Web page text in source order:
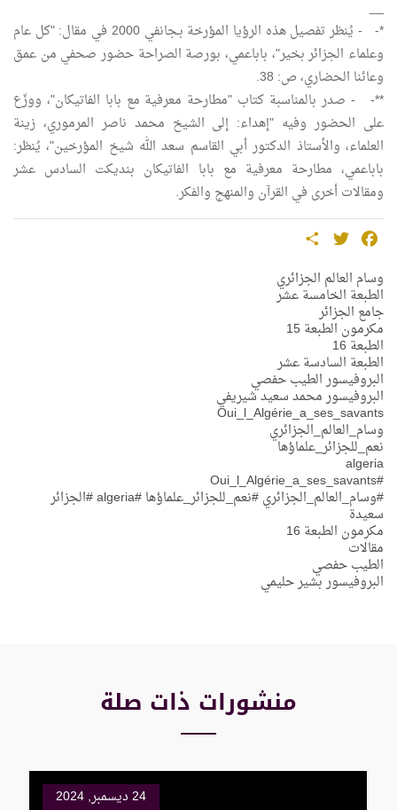
__
*- - يُنظر تفصيل هذه الرؤيا المؤرخة بـجانفي 2000 في مقال: "كل عام
وعلماء الجزائر بخير"، باباعمي، بورصة الصراحة حضور صحفي من عمق
وعائنا الحضاري، ص: 38.
**- - صدر بالمناسبة كتاب "مطارحة معرفية مع بابا الفاتيكان"، ووزّع
على الحضور وفيه "إهداء: إلى الشيخ محمد ناصر المرموري، زينة
العلماء، والأستاذ الدكتور أبي القاسم سعد الله شيخ المؤرخين"، يُنظر:
باباعمي، مطارحة معرفية مع بابا الفاتيكان بنديكت السادس عشر
ومقالات أخرى في القرآن والمنهج والفكر.
Facebook
Twitter
وسام العالم الجزائري
الطبعة الخامسة عشر
جامع الجزائر
مكرمون الطبعة 15
الطبعة 16
الطبعة السادسة عشر
البروفيسور الطيب حفصي
البروفيسور محمد سعيد شيريفي
Oui_l_Algérie_a_ses_savants
وسام_العالم_الجزائري
نعم_للجزائر_علماؤها
algeria
#Oui_l_Algérie_a_ses_savants
#وسام_العالم_الجزائري #نعم_للجزائر_علماؤها #algeria #الجزائر
سعيدة
مكرمون الطبعة 16
مقالات
الطيب حفصي
البروفيسور بشير حليمي
منشورات ذات صلة
24 ديسمبر, 2024